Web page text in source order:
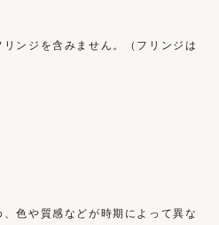
ンジを含みません。（フリンジは
色や質感などが時期によって異な